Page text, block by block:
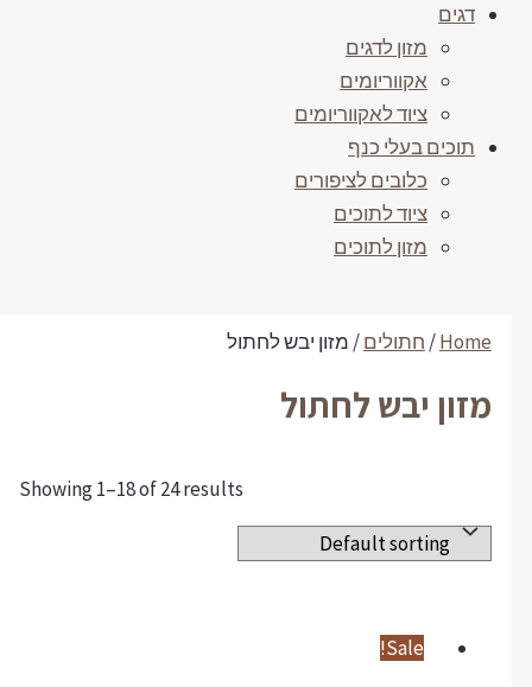
דגים
מזון לדגים
אקווריומים
ציוד לאקווריומים
תוכים בעלי כנף
כלובים לציפורים
ציוד לתוכים
מזון לתוכים
Home
/חתולים/ מזון יבש לחתול
מזון יבש לחתול
Showing 1–18 of 24 results
Sale!